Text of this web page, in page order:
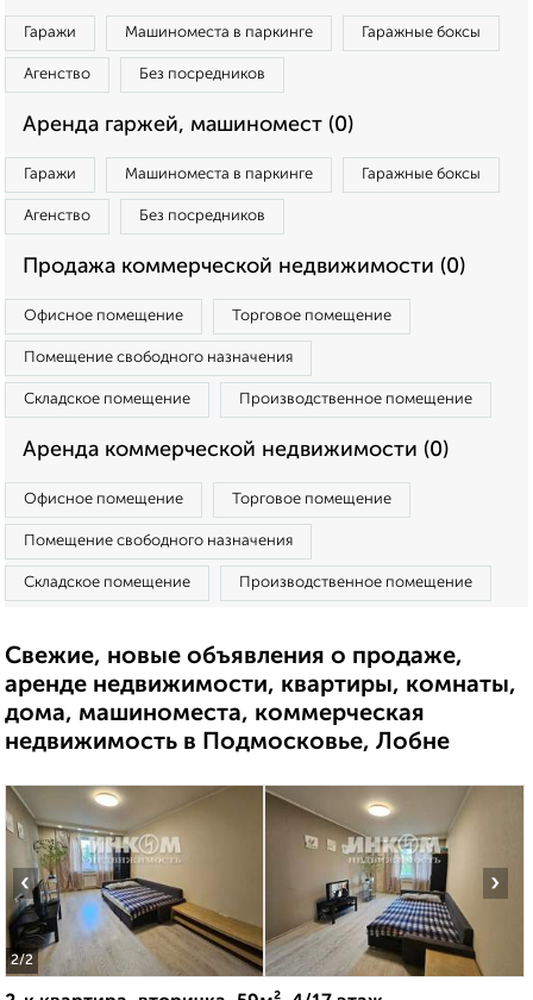
Гаражи Машиноместа в паркинге Гаражные боксы
Агенство Без посредников
Аренда гаржей, машиномест (0)
Гаражи Машиноместа в паркинге Гаражные боксы
Агенство Без посредников
Продажа коммерческой недвижимости (0)
Офисное помещение Торговое помещение
Помещение свободного назначения
Складское помещение Производственное помещение
Аренда коммерческой недвижимости (0)
Офисное помещение Торговое помещение
Помещение свободного назначения
Складское помещение Производственное помещение
Свежие, новые объявления о продаже,
аренде недвижимости, квартиры, комнаты,
дома, машиноместа, коммерческая
недвижимость в Подмосковье, Лобне
2/2
‹ ›